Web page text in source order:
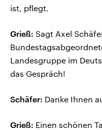
ist, pflegt.
Grieß: Sagt Axel
Landesgruppe im
das Gespräch!
Schäfer: Danke Ihnen
Grieß: Einen schönen